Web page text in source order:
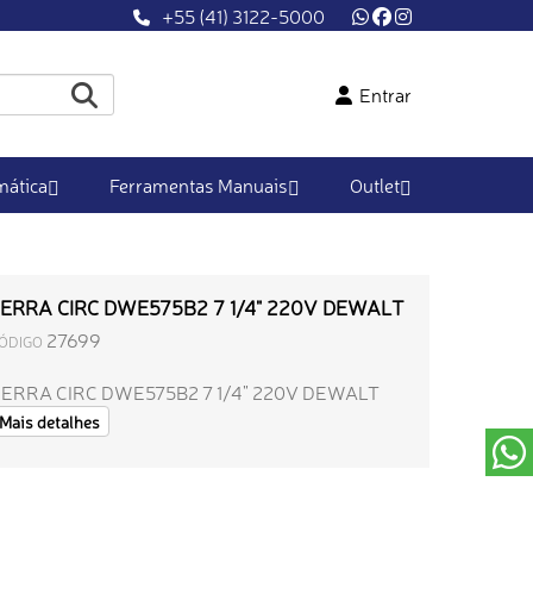
+55 (41) 3122-5000
Entrar
Ferramentas Manuais Outlet
CIRC DWE575B2 7 1/4" 220V DEWALT
27699
CIRC DWE575B2 7 1/4" 220V DEWALT
Mais detalhes